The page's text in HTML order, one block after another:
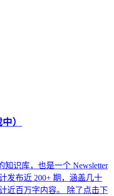
）
识库，也是一个 Newsletter
发布近 200+ 期，涵盖几十
近百万字内容。 除了点击下